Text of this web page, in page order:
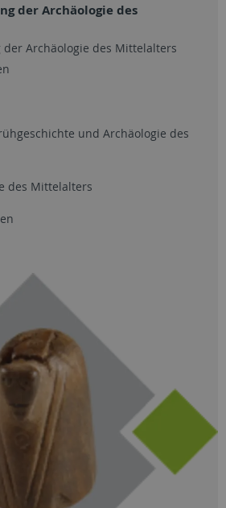
der Archäologie des
Archäologie des Mittelalters
und Archäologie des
des Mittelalters